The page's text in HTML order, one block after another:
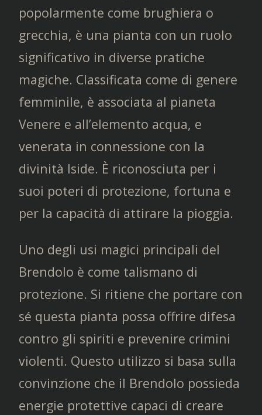
popolarmente come brughiera o
grecchia, è una pianta con un ruolo
significativo in diverse pratiche
magiche. Classificata come di genere
femminile, è associata al pianeta
Venere e all’elemento acqua, e
venerata in connessione con la
divinità Iside. È riconosciuta per i
suoi poteri di protezione, fortuna e
per la capacità di attirare la pioggia.
Uno degli usi magici principali del
Brendolo è come talismano di
protezione. Si ritiene che portare con
sé questa pianta possa offrire difesa
contro gli spiriti e prevenire crimini
violenti. Questo utilizzo si basa sulla
convinzione che il Brendolo possieda
energie protettive capaci di creare